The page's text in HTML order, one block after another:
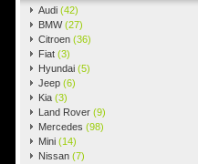
Audi (42)
BMW(27)
Citroen (36)
Fiat (3)
Hyundai (5)
Jeep (6)
Kia (3)
Land Rover (9)
Mercedes (98)
Mini (14)
Nissan (7)